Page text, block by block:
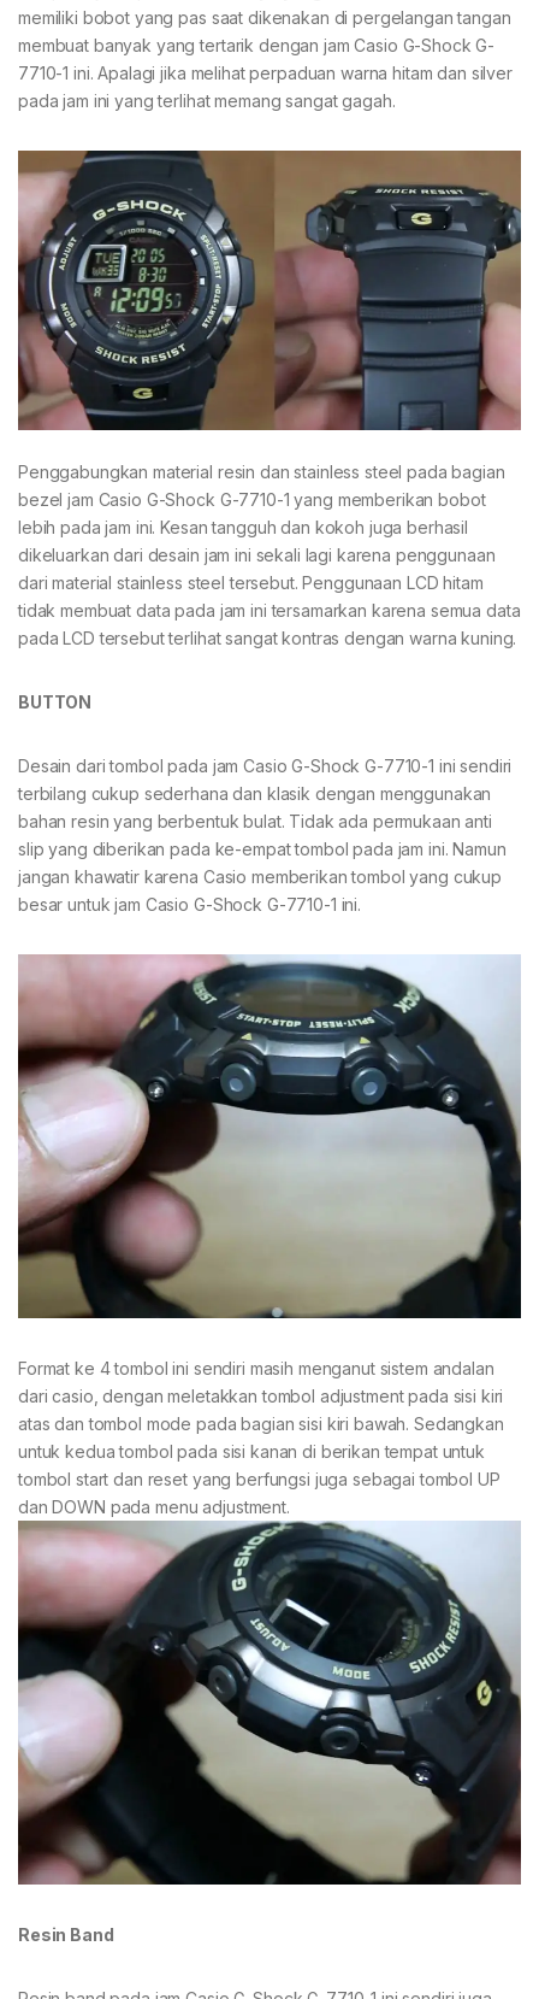
memiliki bobot yang pas saat dikenakan di pergelangan tangan
membuat banyak yang tertarik dengan jam Casio G-Shock G-
7710-1 ini. Apalagi jika melihat perpaduan warna hitam dan silver
pada jam ini yang terlihat memang sangat gagah.
Penggabungkan material resin dan stainless steel pada bagian
bezel jam Casio G-Shock G-7710-1 yang memberikan bobot
lebih pada jam ini. Kesan tangguh dan kokoh juga berhasil
dikeluarkan dari desain jam ini sekali lagi karena penggunaan
dari material stainless steel tersebut. Penggunaan LCD hitam
tidak membuat data pada jam ini tersamarkan karena semua data
pada LCD tersebut terlihat sangat kontras dengan warna kuning.
BUTTON
Desain dari tombol pada jam Casio G-Shock G-7710-1 ini sendiri
terbilang cukup sederhana dan klasik dengan menggunakan
bahan resin yang berbentuk bulat. Tidak ada permukaan anti
slip yang diberikan pada ke-empat tombol pada jam ini. Namun
jangan khawatir karena Casio memberikan tombol yang cukup
besar untuk jam Casio G-Shock G-7710-1 ini.
Format ke 4 tombol ini sendiri masih menganut sistem andalan
dari casio, dengan meletakkan tombol adjustment pada sisi kiri
atas dan tombol mode pada bagian sisi kiri bawah. Sedangkan
untuk kedua tombol pada sisi kanan di berikan tempat untuk
tombol start dan reset yang berfungsi juga sebagai tombol UP
dan DOWN pada menu adjustment.
Resin Band